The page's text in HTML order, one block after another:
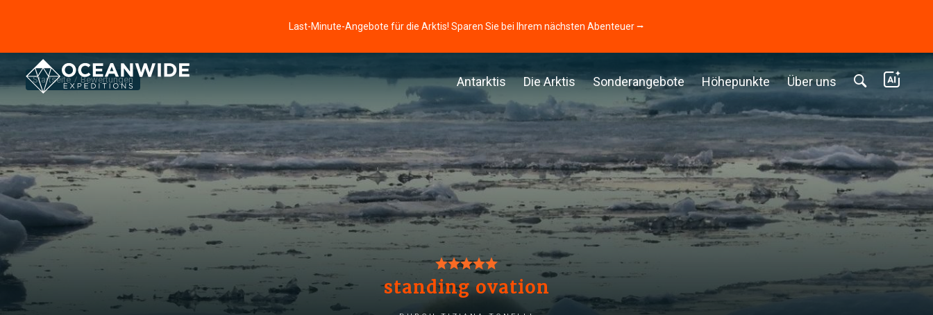
Last-Minute-Angebote für die Arktis! Sparen Sie bei Ihrem nächsten Abenteuer ⭢
Antarktis Die Arktis Sonderangebote Höhepunkte Über uns
Startseite Bewertungen
standing ovation